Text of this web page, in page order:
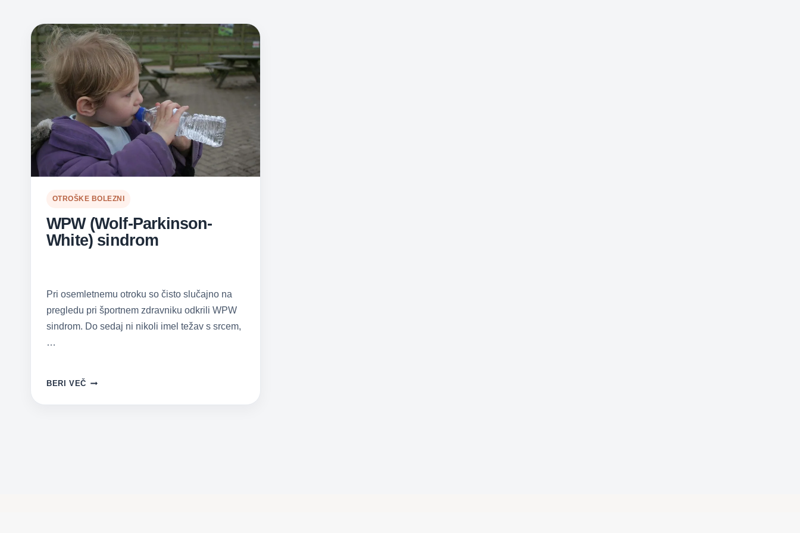
OTROŠKE BOLEZNI
WPW (Wolf-Parkinson-
White) sindrom
Pri osemletnemu otroku so čisto slučajno na
pregledu pri športnem zdravniku odkrili WPW
sindrom. Do sedaj ni nikoli imel težav s srcem,
…
BERI VEČ WPW
PARKINSON-